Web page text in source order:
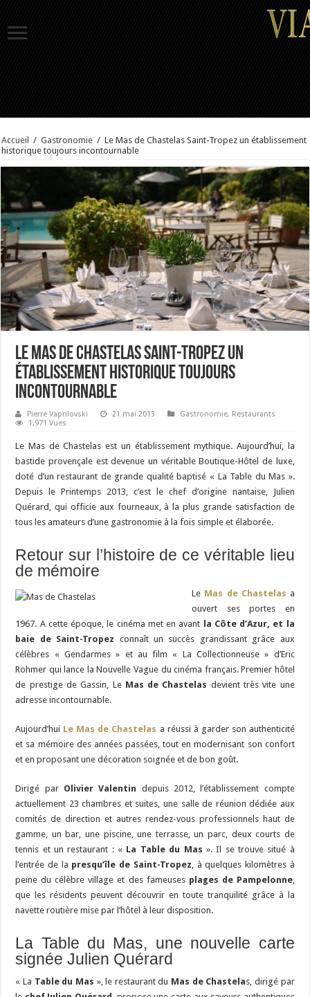
Accueil / Gastronomie / Le Mas de Chastelas Saint-Tropez un établissement
historique toujours incontournable
Le Mas de Chastelas Saint-Tropez un
établissement historique toujours
incontournable
Pierre Vaprilovski 21 mai 2013 Gastronomie, Restaurants
1,971 Vues
Le Mas de Chastelas est un établissement mythique. Aujourd’hui, la
bastide provençale est devenue un véritable Boutique-Hôtel de luxe,
doté d’un restaurant de grande qualité baptisé « La Table du Mas ».
Depuis le Printemps 2013, c’est le chef d’origine nantaise, Julien
Quérard, qui officie aux fourneaux, à la plus grande satisfaction de
tous les amateurs d’une gastronomie à la fois simple et élaborée.
Retour sur l’histoire de ce véritable lieu
de mémoire
Le Mas de Chastelas a
ouvert ses portes en
1967. A cette époque, le cinéma met en avant
la Côte d’Azur, et la
baie de Saint-Tropez connaît un succès grandissant grâce aux
célèbres « Gendarmes » et au film « La Collectionneuse » d’Eric
Rohmer qui lance la Nouvelle Vague du cinéma français. Premier hôtel
de prestige de Gassin, Le Mas de Chastelas devient très vite une
adresse incontournable.
Aujourd’hui Le Mas de Chastelas a réussi à garder son authenticité
et sa mémoire des années passées, tout en modernisant son confort
et en proposant une décoration soignée et de bon goût.
Dirigé parOlivier Valentin depuis 2012, l’établissement compte
actuellement 23 chambres et suites, une salle de réunion dédiée aux
comités de direction et autres rendez-vous professionnels haut de
gamme, un bar, une piscine, une terrasse, un parc, deux courts de
tennis et un restaurant : « La Table du Mas ». Il se trouve situé à
l’entrée de la presqu’île de Saint-Tropez, à quelques kilomètres à
peine du célèbre village et des fameuses plages de Pampelonne,
que les résidents peuvent découvrir en toute tranquilité grâce à la
navette routière mise par l’hôtel à leur disposition.
La Table du Mas, une nouvelle carte
signée Julien Quérard
« La Table du Mas », le restaurant du Mas de Chastelas, dirigé par